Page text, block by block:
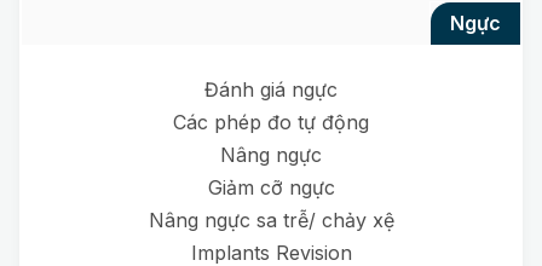
ngực
Đánh giá ngực
Các phép đo tự động
Nâng ngực
Giảm cỡ ngực
Nâng ngực sa trễ/ chảy xệ
Implants Revision